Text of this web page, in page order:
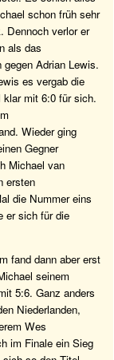
schon früh sehr
Dennoch verlor er
als das
gegen Adrian Lewis.
es vergab die
klar mit 6:0 für sich.
Wieder ging
Gegner
Michael van
ersten
die Nummer eins
er sich für die
fand dann aber erst
seinem
5:6. Ganz anders
Niederlanden,
Wes
im Finale ein Sieg